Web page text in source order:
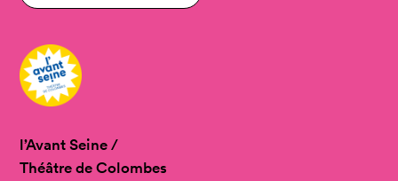
l’Avant Seine /
Théâtre de Colombes